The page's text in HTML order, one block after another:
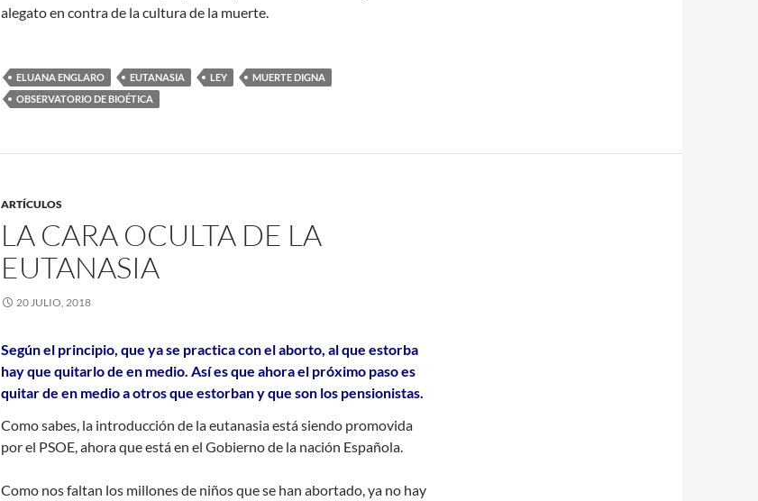
alegato en contra de la cultura de la muerte.
ELUANA ENGLARO EUTANASIA LEY
MUERTE DIGNA
OBSERVATORIO DE BIOÉTICA
ARTÍCULOS
LA CARA OCULTA DE LA
EUTANASIA
20 JULIO, 2018
Según el principio, que ya se practica con el aborto, al que estorba
hay que quitarlo de en medio. Así es que ahora el próximo paso es
quitar de en medio a otros que estorban y que son los pensionistas.
Como sabes, la introducción de la eutanasia está siendo promovida
por el PSOE, ahora que está en el Gobierno de la nación Española.
Como nos faltan los millones de niños que se han abortado, ya no hay